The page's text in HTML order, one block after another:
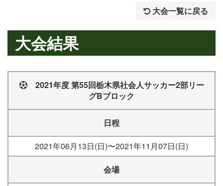
大会一覧に戻る
大会結果
2021年度 第55回栃木県社会人サッカー2部リー
グBブロック
日程
2021年06月13日(日)〜2021年11月07日(日)
会場